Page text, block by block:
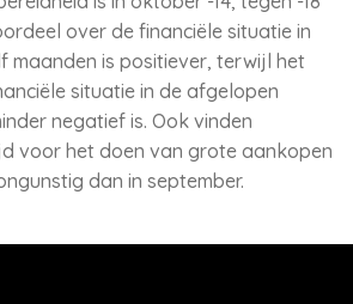
over de financiële situatie in
maanden is positiever, terwijl het
situatie in de afgelopen
negatief is. Ook vinden
voor het doen van grote aankopen
dan in september.